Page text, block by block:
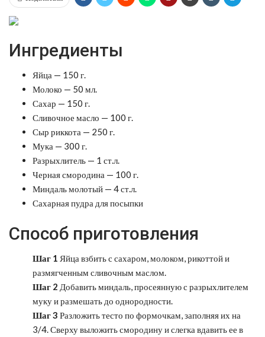
Ингредиенты
Яйца — 150 г.
Молоко — 50 мл.
Сахар — 150 г.
Сливочное масло — 100 г.
Сыр риккота — 250 г.
Мука — 300 г.
Разрыхлитель — 1 ст.л.
Черная смородина — 100 г.
Миндаль молотый — 4 ст.л.
Сахарная пудра для посыпки
Способ приготовления
Шаг 1 Яйца взбить с сахаром, молоком, рикоттой и
размягченным сливочным маслом.
Шаг 2 Добавить миндаль, просеянную с разрыхлителем
муку и размешать до однородности.
Шаг 3 Разложить тесто по формочкам, заполняя их на
3/4. Сверху выложить смородину и слегка вдавить ее в